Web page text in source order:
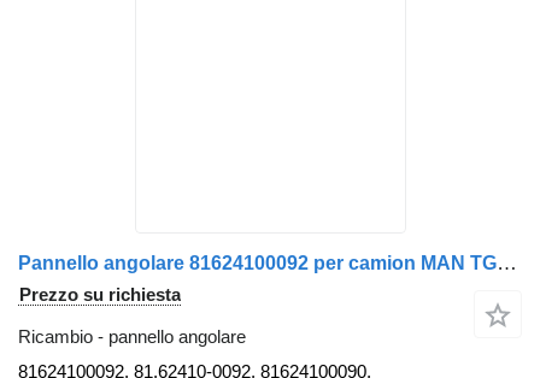
Pannello angolare 81624100092 per camion MAN TGA 26.430
Prezzo su richiesta
Ricambio - pannello angolare
81624100092, 81.62410-0092, 81624100090,